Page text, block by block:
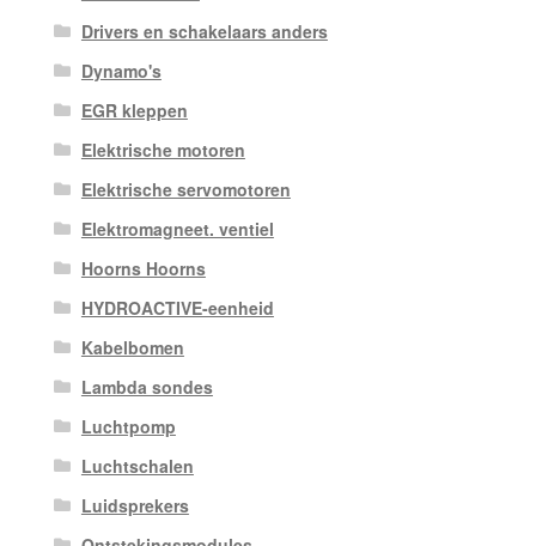
Drivers en schakelaars anders
Dynamo's
EGR kleppen
Elektrische motoren
Elektrische servomotoren
Elektromagneet. ventiel
Hoorns Hoorns
HYDROACTIVE-eenheid
Kabelbomen
Lambda sondes
Luchtpomp
Luchtschalen
Luidsprekers